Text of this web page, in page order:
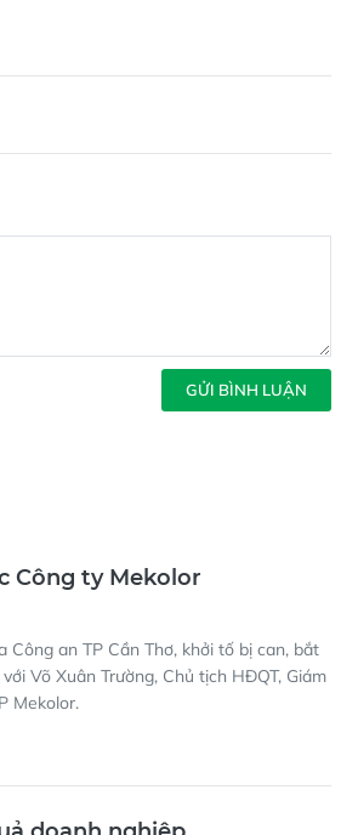
GỬI BÌNH LUẬN
Công ty Mekolor
Công an TP Cần Thơ, khởi tố bị can, bắt
Võ Xuân Trường, Chủ tịch HĐQT, Giám
Mekolor.